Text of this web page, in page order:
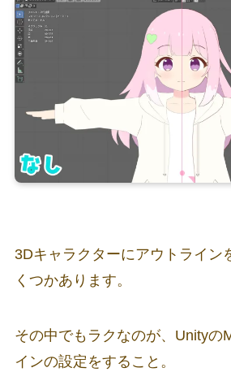
3Dキャラクターにアウトライン
くつかあります。
その中でもラクなのが、Unityの
インの設定をすること。